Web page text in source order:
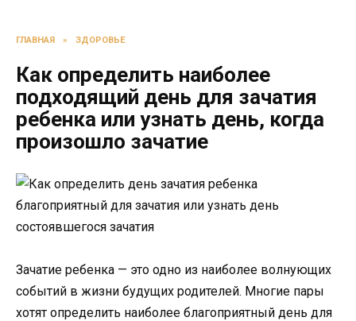
ГЛАВНАЯ » ЗДОРОВЬЕ
Как определить наиболее
подходящий день для зачатия
ребенка или узнать день, когда
произошло зачатие
Зачатие ребенка — это одно из наиболее волнующих
событий в жизни будущих родителей. Многие пары
хотят определить наиболее благоприятный день для